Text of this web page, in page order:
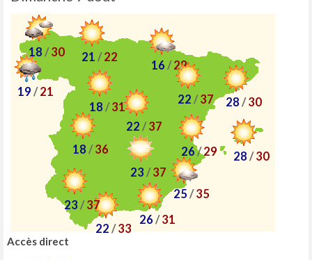
26 / 31
28 / 30
16 / 29
23 / 37
22 / 37
22/33
25 / 35
28 / 30
23 / 37
26 /29
19 / 21
22 / 37
18 / 30
18 / 31
18 / 36
21 / 22
Accès direct